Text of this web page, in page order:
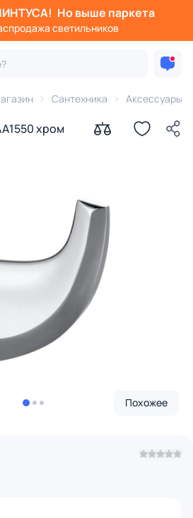
Но выше паркета
светильников
Сантехника Аксессуары
хром
Похожее